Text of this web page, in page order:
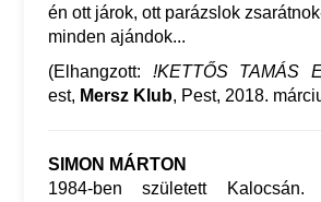
én ott járok, ott parázslok
minden ajándok...
(Elhangzott: !KETTŐS TAMÁS
est, Mersz Klub, Pest, 2018.
SIMON MÁRTON
1984-ben született Kalocsán.